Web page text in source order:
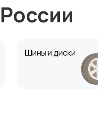
Шины и диски